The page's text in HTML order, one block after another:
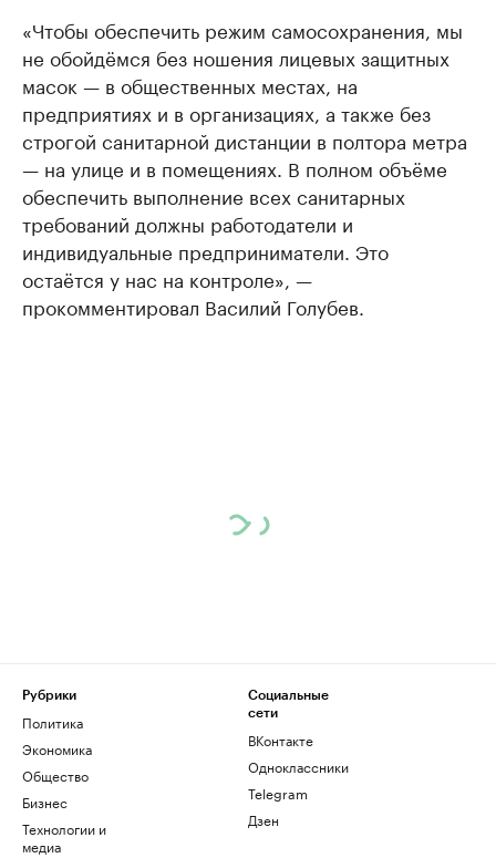
«Чтобы обеспечить режим самосохранения, мы
не обойдёмся без ношения лицевых защитных
масок — в общественных местах, на
предприятиях и в организациях, а также без
строгой санитарной дистанции в полтора метра
— на улице и в помещениях. В полном объёме
обеспечить выполнение всех санитарных
требований должны работодатели и
индивидуальные предприниматели. Это
остаётся у нас на контроле», —
прокомментировал Василий Голубев.
Рубрики
Политика
Экономика
Общество
Бизнес
Технологии и
медиа
Социальные
сети
ВКонтакте
Одноклассники
Telegram
Дзен